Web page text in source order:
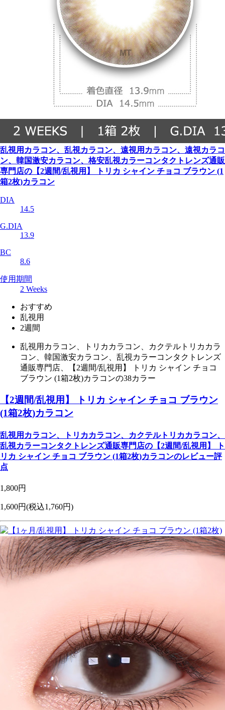
乱視用カラコン、乱視カラコン、遠視用カラコン、遠視カラコ
ン、韓国激安カラコン、格安乱視カラーコンタクトレンズ通販
専門店の【2週間/乱視用】 トリカ シャイン チョコ ブラウン (1
箱2枚)カラコン
DIA
14.5
G.DIA
13.9
BC
8.6
使用期間
2 Weeks
おすすめ
乱視用
2週間
乱視用カラコン、トリカカラコン、カクテルトリカカラ
コン、韓国激安カラコン、乱視カラーコンタクトレンズ
通販専門店、【2週間/乱視用】 トリカ シャイン チョコ
ブラウン (1箱2枚)カラコンの38カラー
【2週間/乱視用】 トリカ シャイン チョコ ブラウン
(1箱2枚)カラコン
乱視用カラコン、トリカカラコン、カクテルトリカカラコン、
乱視カラーコンタクトレンズ通販専門店の【2週間/乱視用】 ト
リカ シャイン チョコ ブラウン (1箱2枚)カラコンのレビュー評
点
1,800円
1,600円(税込1,760円)